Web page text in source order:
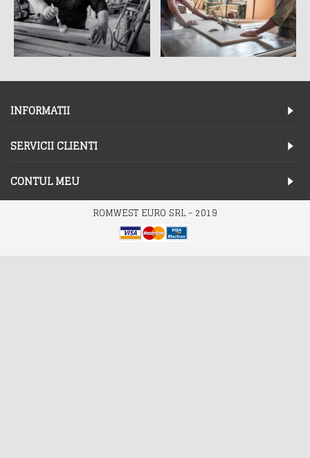
INFORMATII
SERVICII CLIENTI
CONTUL MEU
ROMWEST EURO SRL - 2019